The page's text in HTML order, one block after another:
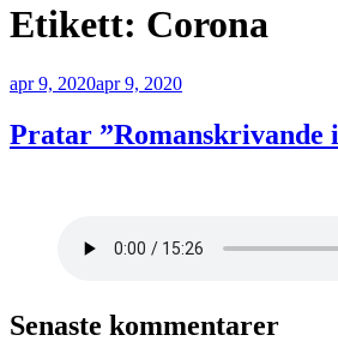
Etikett: Corona
Publicerat
apr 9, 2020apr 9, 2020
Pratar ”Romanskrivande
Senaste kommentarer